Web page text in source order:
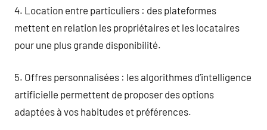
4. Location entre particuliers : des plateformes
mettent en relation les propriétaires et les locataires
pour une plus grande disponibilité.
5. Offres personnalisées : les algorithmes d’intelligence
artificielle permettent de proposer des options
adaptées à vos habitudes et préférences.